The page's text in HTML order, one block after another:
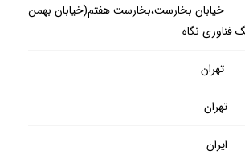
خیابان بخارست،بخارست هفتم(خیابان بهمن
تهران
تهران
ایران